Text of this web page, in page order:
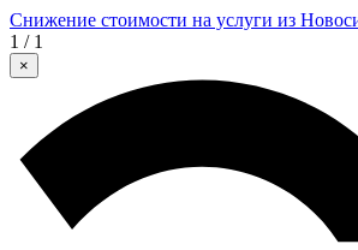
Снижение стоимости на услуги из
1 / 1
×